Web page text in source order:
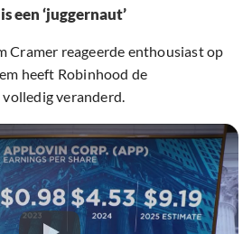
een ‘juggernaut’
Cramer reageerde enthousiast op
heeft Robinhood de
veranderd.